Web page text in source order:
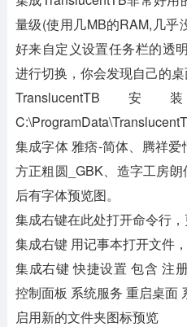
量级(使用几MB的RAM,几乎
好来自定义设置任务栏的透
进行切换，你会发现自己的桌
集成字体 雅痞-简体、腾祥爱
方正粗圆_GBK、造字工房
后有字体预览图。
集成右键在此处打开命令行，
集成右键 用记事本打开文件
集成右键 快捷设置 包含 注
控制面板 系统服务 重启桌面
启用新的文件夹图标预览